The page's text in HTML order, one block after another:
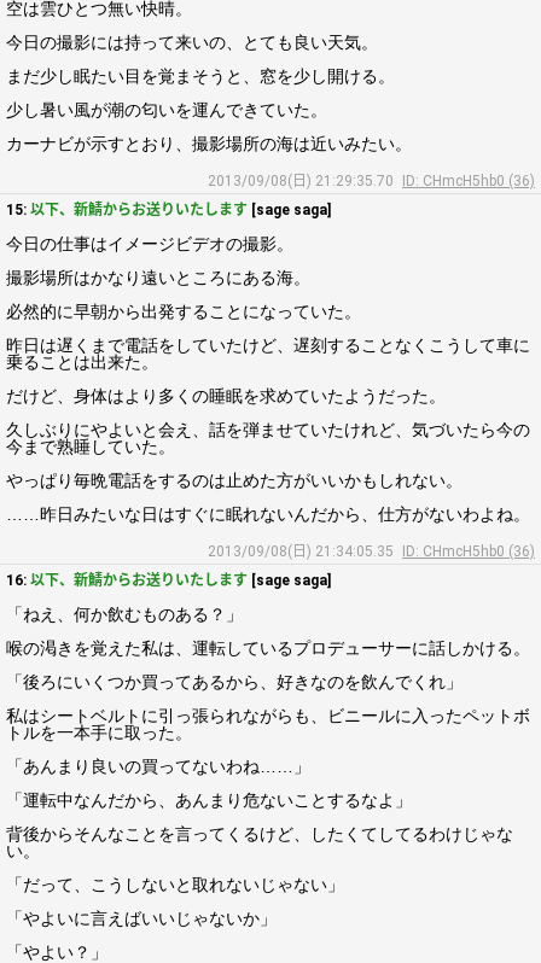
空は雲ひとつ無い快晴。
今日の撮影には持って来いの、とても良い天気。
まだ少し眠たい目を覚まそうと、窓を少し開ける。
少し暑い風が潮の匂いを運んできていた。
カーナビが示すとおり、撮影場所の海は近いみたい。
2013/09/08(日) 21:29:35.70
ID: CHmcH5hb0 (36)
15: 以下、新鯖からお送りいたします [sage saga]
今日の仕事はイメージビデオの撮影。
撮影場所はかなり遠いところにある海。
必然的に早朝から出発することになっていた。
昨日は遅くまで電話をしていたけど、遅刻することなくこうして車に
乗ることは出来た。
だけど、身体はより多くの睡眠を求めていたようだった。
久しぶりにやよいと会え、話を弾ませていたけれど、気づいたら今の
今まで熟睡していた。
やっぱり毎晩電話をするのは止めた方がいいかもしれない。
……昨日みたいな日はすぐに眠れないんだから、仕方がないわよね。
2013/09/08(日) 21:34:05.35
ID: CHmcH5hb0 (36)
16: 以下、新鯖からお送りいたします [sage saga]
「ねえ、何か飲むものある？」
喉の渇きを覚えた私は、運転しているプロデューサーに話しかける。
「後ろにいくつか買ってあるから、好きなのを飲んでくれ」
私はシートベルトに引っ張られながらも、ビニールに入ったペットボ
トルを一本手に取った。
「あんまり良いの買ってないわね……」
「運転中なんだから、あんまり危ないことするなよ」
背後からそんなことを言ってくるけど、したくてしてるわけじゃな
い。
「だって、こうしないと取れないじゃない」
「やよいに言えばいいじゃないか」
「やよい？」